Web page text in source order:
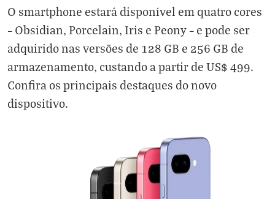
O smartphone estará disponível em quatro cores
– Obsidian, Porcelain, Iris e Peony – e pode ser
adquirido nas versões de 128 GB e 256 GB de
armazenamento, custando a partir de US$ 499.
Confira os principais destaques do novo
dispositivo.